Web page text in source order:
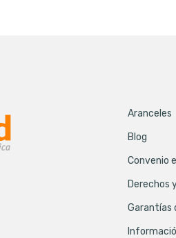
Aranceles
Blog
Convenio
Derechos
Garantías